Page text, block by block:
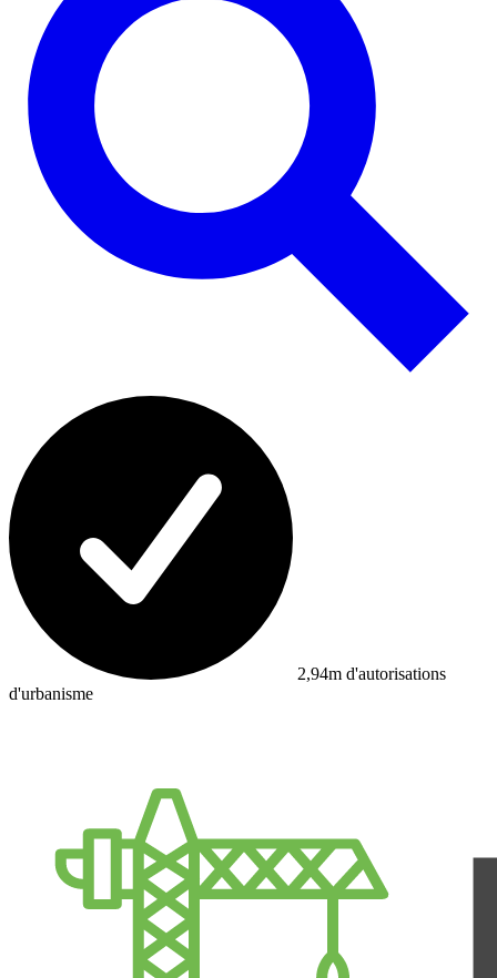
2,94m d'autorisations
d'urbanisme